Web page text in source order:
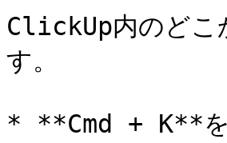
ClickUp内のどこ
す。
* **Cmd + K**を